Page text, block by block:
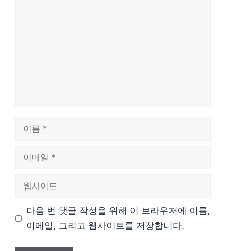
다음 번 댓글 작성을 위해 이 브라우저에 이름,
이메일, 그리고 웹사이트를 저장합니다.